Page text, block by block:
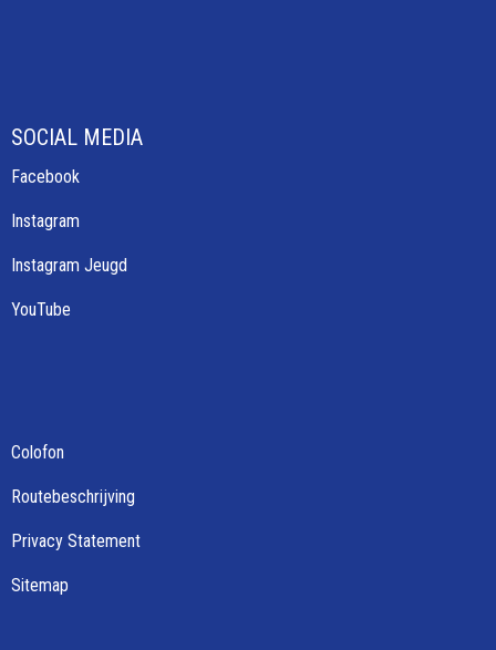
SOCIAL MEDIA
Facebook
Instagram
Instagram Jeugd
YouTube
Colofon
Routebeschrijving
Privacy Statement
Sitemap